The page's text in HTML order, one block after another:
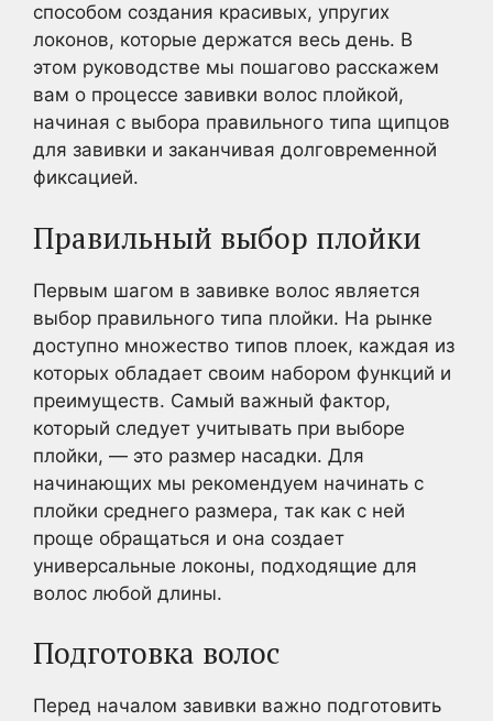
способом создания красивых, упругих
локонов, которые держатся весь день. В
этом руководстве мы пошагово расскажем
вам о процессе завивки волос плойкой,
начиная с выбора правильного типа щипцов
для завивки и заканчивая долговременной
фиксацией.
Правильный выбор плойки
Первым шагом в завивке волос является
выбор правильного типа плойки. На рынке
доступно множество типов плоек, каждая из
которых обладает своим набором функций и
преимуществ. Самый важный фактор,
который следует учитывать при выборе
плойки, — это размер насадки. Для
начинающих мы рекомендуем начинать с
плойки среднего размера, так как с ней
проще обращаться и она создает
универсальные локоны, подходящие для
волос любой длины.
Подготовка волос
Перед началом завивки важно подготовить